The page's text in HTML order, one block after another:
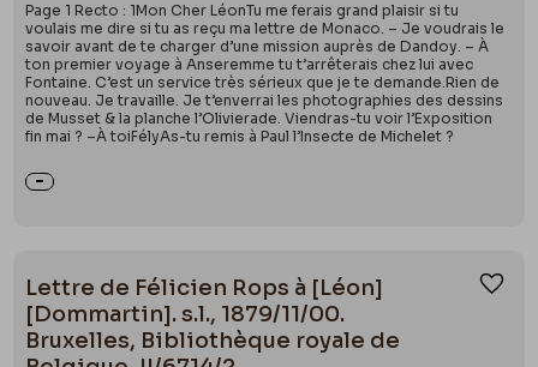
Page 1 Recto : 1Mon Cher LéonTu me ferais grand plaisir si tu
voulais me dire si tu as reçu ma lettre de Monaco. – Je voudrais le
savoir avant de te charger d’une mission auprès de Dandoy. – À
ton premier voyage à Anseremme tu t’arrêterais chez lui avec
Fontaine. C’est un service très sérieux que je te demande.Rien de
nouveau. Je travaille. Je t’enverrai les photographies des dessins
de Musset & la planche l’Olivierade. Viendras-tu voir l’Exposition
fin mai ? –À toiFélyAs-tu remis à Paul l’Insecte de Michelet ?
Lettre de Félicien Rops à [Léon]
[Dommartin]. s.l., 1879/11/00.
Bruxelles, Bibliothèque royale de